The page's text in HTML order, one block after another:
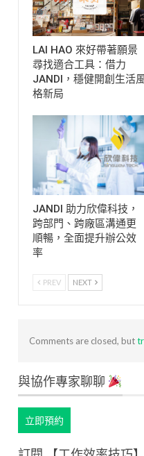
LAI HAO 來好帶著願景
尋找適合工具：借力
JANDI，穩健開創生活
格新局
JANDI 助力欣偉科技，
跨部門、跨廠區溝通更
順暢，全面提升辦公效
率
PREV NEXT
Comments are closed, but
與協作專家聊聊
立即預約